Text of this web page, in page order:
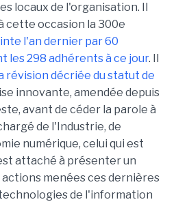
locaux de l'organisation. Il
cette occasion la 300e
l'an dernier par 60
les 298 adhérents à ce jour. Il
révision décriée du statut de
innovante, amendée depuis
avant de céder la parole à
de l'Industrie, de
numérique, celui qui est
attaché à présenter un
menées ces dernières
de l'information